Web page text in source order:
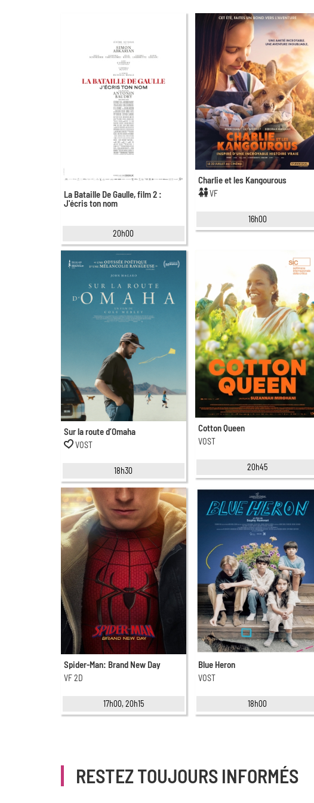
La Bataille De Gaulle, film 2 :
J'écris ton nom
20h00
Charlie et les Kangourous
VF
16h00
Sur la route d’Omaha
VOST
18h30
Cotton Queen
VOST
20h45
Spider-Man: Brand New Day
VF 2D
17h00, 20h15
Blue Heron
VOST
18h00
RESTEZ TOUJOURS INFORMÉS